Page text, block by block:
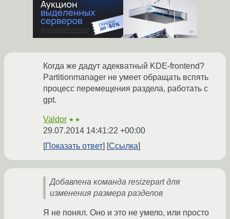
Когда же дадут адекватный KDE-frontend?
Partitionmanager не умеет обращать вспять
процесс перемещения раздела, работать с
gpt.
Valdor ★★
29.07.2014 14:41:22 +00:00
Показать ответ
Ссылка
Добавлена команда resizepart для
изменения размера разделов
Я не понял. Оно и это не умело, или просто